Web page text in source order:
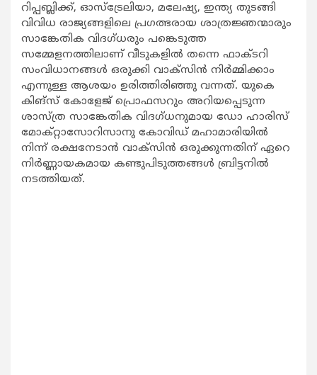
റിപ്പബ്ലിക്ക്, ഓസ്ട്രേലിയാ, മലേഷ്യ, ഇന്ത്യ തുടങ്ങി
വിവിധ രാജ്യങ്ങളിലെ പ്രഗത്ഭരായ ശാത്രജ്ഞന്മാരും
സാങ്കേതിക വിദഗ്ധരും പങ്കെടുത്ത
സമ്മേളനത്തിലാണ് വീടുകളില്‍ തന്നെ ഫാക്ടറി
സംവിധാനങ്ങള്‍ ഒരുക്കി വാക്സിന്‍ നിര്‍മ്മിക്കാം
എന്നുള്ള ആശയം ഉരിത്തിരിഞ്ഞു വന്നത്. യുകെ
കിങ്സ് കോളേജ് പ്രൊഫസറും അറിയപ്പെടുന്ന
ശാസ്ത്ര സാങ്കേതിക വിദഗ്ധനുമായ ഡോ ഹാരിസ്
മോക്റ്റാസോറിസാനു കോവിഡ് മഹാമാരിയില്‍
നിന്ന് രക്ഷനേടാന്‍ വാക്സിന്‍ ഒരുക്കുന്നതിന് ഏറെ
നിര്‍ണ്ണായകമായ കണ്ടുപിടുത്തങ്ങള്‍ ബ്രിട്ടനില്‍
നടത്തിയത്.